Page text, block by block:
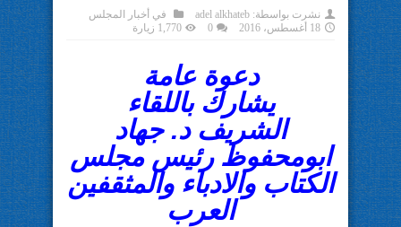
نشرت بواسطة: adel alkhateb في أخبار المجلس
18 أغسطس، 2016
0 1,770 زيارة
دعوة عامة
يشارك باللقاء
الشريف د. جهاد
ابومحفوظ رئيس مجلس
الكتاب والادباء والمثقفين
العرب